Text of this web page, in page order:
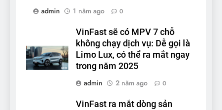
admin
1 năm ago 0
VinFast sẽ có MPV 7 chỗ
không chạy dịch vụ: Dễ gọi là
Limo Lux, có thể ra mắt ngay
trong năm 2025
admin
2 năm ago 0
VinFast ra mắt dòng sản